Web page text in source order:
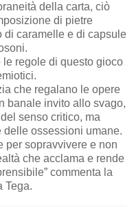
della carta, ciò
di pietre
di caramelle e di capsule
regole di questo gioco
che regalano le opere
banale invito allo svago,
senso critico, ma
delle ossessioni umane.
per sopravvivere e non
che acclama e rende
commenta la
Tega.